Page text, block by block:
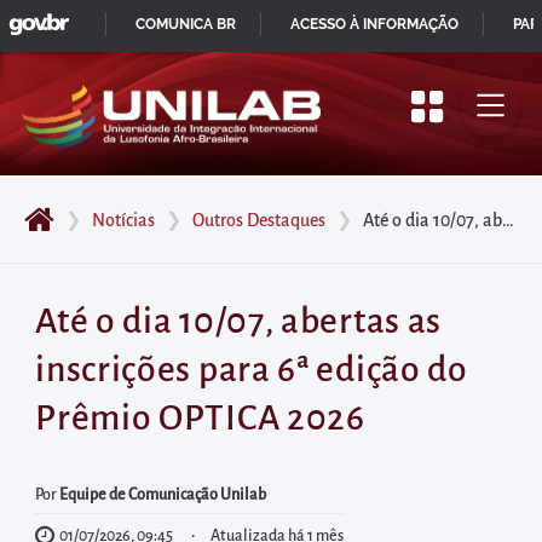
Pular
para
início
do
principal
Acessar
diretamente
o
menu
Acessar
❯ Notícias ❯ Outros Destaques ❯ Até o dia 10/07, abertas as inscrições para 6ª edição do Prêmio OPTICA 2026
Até o dia 10/07, abertas as
inscrições para 6ª edição do
Prêmio OPTICA 2026
Por Equipe de Comunicação Unilab
01/07/2026, 09:45 Atualizada há 1 mês
IR
PARA
CONTEÚDO
GOVBR
COMUNICA BR ACESSO À INFORMAÇÃO